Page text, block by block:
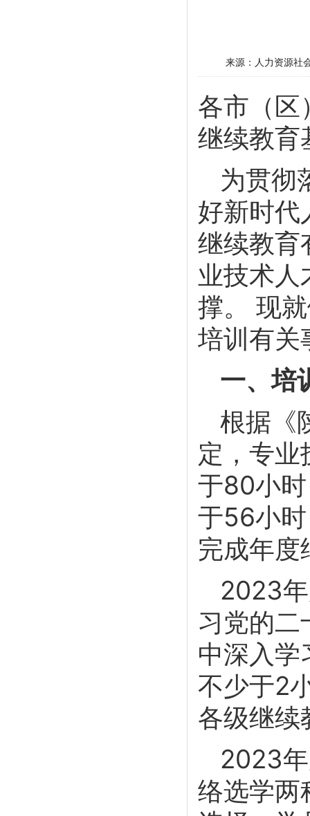
来源：人力资源社
各市（区
继续教育
为贯彻
好新时代
继续教育
业技术人
撑。 现
培训有关
一、培
根据《
定，专
于80小
于56小
完成年度
2023
习党的二
中深入学
不少于2
各级继续
2023
络选学两